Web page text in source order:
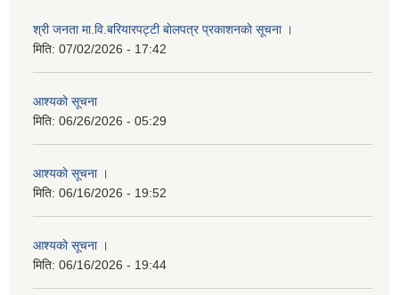
श्री जनता मा.वि.बरियारपट्टी बाेलपत्र प्रकाशनकाे सूचना ।
मिति: 07/02/2026 - 17:42
आश्यकाे सूचना
मिति: 06/26/2026 - 05:29
आश्यकाे सूचना ।
मिति: 06/16/2026 - 19:52
आश्यकाे सूचना ।
मिति: 06/16/2026 - 19:44